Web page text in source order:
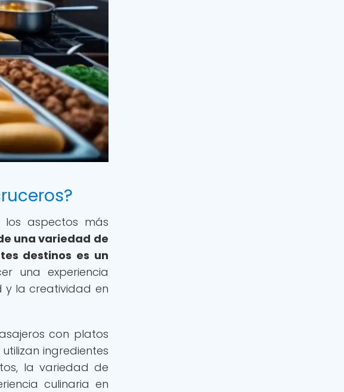
aspectos más
una variedad de
destinos es un
una experiencia
y la creatividad en
con platos
ingredientes
la variedad de
culinaria en